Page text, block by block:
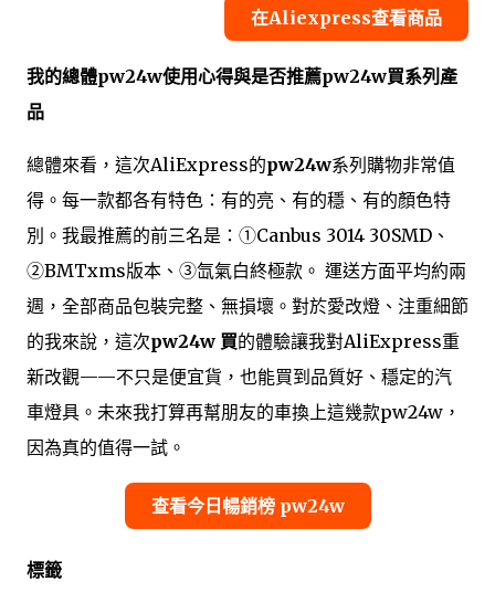
在Aliexpress查看商品
我的總體pw24w使用心得與是否推薦pw24w買系列產
品
總體來看，這次AliExpress的pw24w系列購物非常值
得。每一款都各有特色：有的亮、有的穩、有的顏色特
別。我最推薦的前三名是：①Canbus 3014 30SMD、
②BMTxms版本、③氙氣白終極款。 運送方面平均約兩
週，全部商品包裝完整、無損壞。對於愛改燈、注重細節
的我來說，這次pw24w 買的體驗讓我對AliExpress重
新改觀——不只是便宜貨，也能買到品質好、穩定的汽
車燈具。未來我打算再幫朋友的車換上這幾款pw24w，
因為真的值得一試。
查看今日暢銷榜 pw24w
標籤